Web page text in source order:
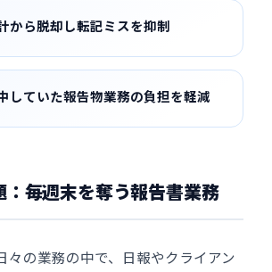
から脱却し転記ミスを抑制
していた報告物業務の負担を軽減
：毎週末を奪う報告書業務
々の業務の中で、日報やクライアン